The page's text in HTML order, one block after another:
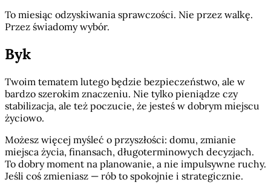
To miesiąc odzyskiwania sprawczości. Nie przez walkę.
Przez świadomy wybór.
Byk
Twoim tematem lutego będzie bezpieczeństwo, ale w
bardzo szerokim znaczeniu. Nie tylko pieniądze czy
stabilizacja, ale też poczucie, że jesteś w dobrym miejscu
życiowo.
Możesz więcej myśleć o przyszłości: domu, zmianie
miejsca życia, finansach, długoterminowych decyzjach.
To dobry moment na planowanie, a nie impulsywne ruchy.
Jeśli coś zmieniasz — rób to spokojnie i strategicznie.